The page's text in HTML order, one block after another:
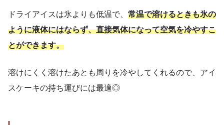
ドライアイスは氷よりも低温で、 常温で溶けるときも氷の
ように液体にはならず、直接気体になって空気を冷やすこ
とができます。
溶けにくく溶けたあとも周りを冷やしてくれるので、アイ
スケーキの持ち運びには最適◎